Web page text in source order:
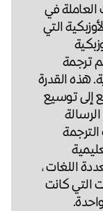
في
التي
ترجمة
هذه القدرة
إلى توسيع
اللغات ،
التي كانت